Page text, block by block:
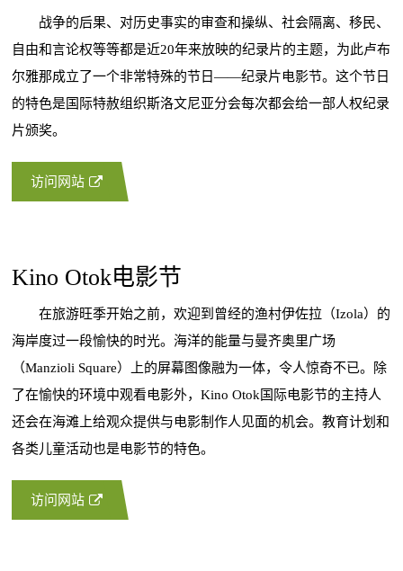
战争的后果、对历史事实的审查和操纵、社会隔离、移民、
自由和言论权等等都是近20年来放映的纪录片的主题，为此卢布
尔雅那成立了一个非常特殊的节日——纪录片电影节。这个节日
的特色是国际特赦组织斯洛文尼亚分会每次都会给一部人权纪录
片颁奖。
访问网站
Kino Otok电影节
在旅游旺季开始之前，欢迎到曾经的渔村伊佐拉（Izola）的
海岸度过一段愉快的时光。海洋的能量与曼齐奥里广场
（Manzioli Square）上的屏幕图像融为一体，令人惊奇不已。除
了在愉快的环境中观看电影外，Kino Otok国际电影节的主持人
还会在海滩上给观众提供与电影制作人见面的机会。教育计划和
各类儿童活动也是电影节的特色。
访问网站